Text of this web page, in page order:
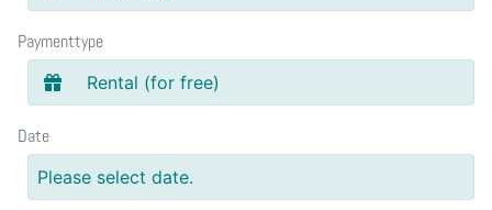
Paymenttype
Rental (for free)
Date
Please select date.